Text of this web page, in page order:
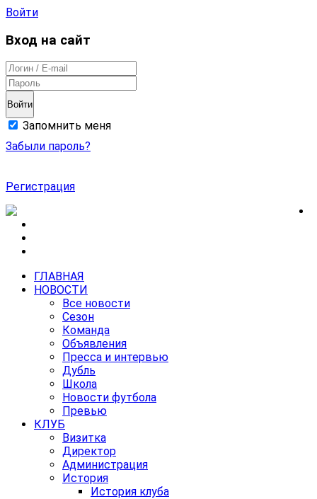
Войти
Вход на сайт
Войти
Запомнить меня
Забыли пароль?
Регистрация
ГЛАВНАЯ
НОВОСТИ
Все новости
Сезон
Команда
Объявления
Пресса и интервью
Дубль
Школа
Новости футбола
Превью
КЛУБ
Визитка
Директор
Администрация
История
История клуба